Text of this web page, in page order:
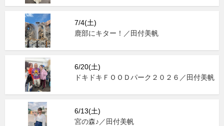
7/4(土)
鹿部にキター！／田付美帆
6/20(土)
ドキドキＦＯＯＤパーク２０２６／田付美帆
6/13(土)
宮の森♪／田付美帆